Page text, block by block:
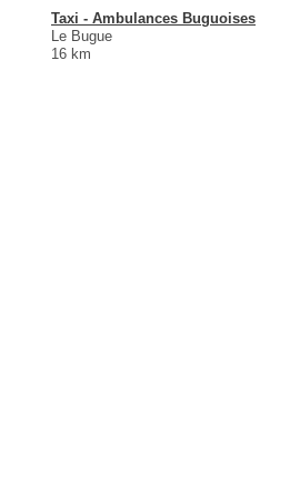
Taxi - Ambulances Buguoises
Le Bugue
16 km